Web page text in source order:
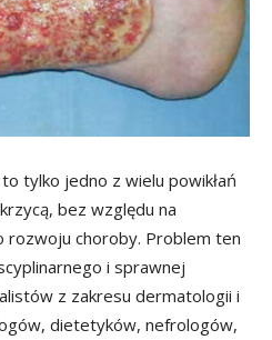
tylko jedno z wielu powikłań
bez względu na
rozwoju choroby. Problem ten
i sprawnej
z zakresu dermatologii i
dietetyków, nefrologów,